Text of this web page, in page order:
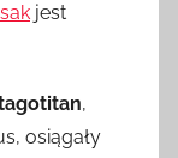
jest
,
osiągały